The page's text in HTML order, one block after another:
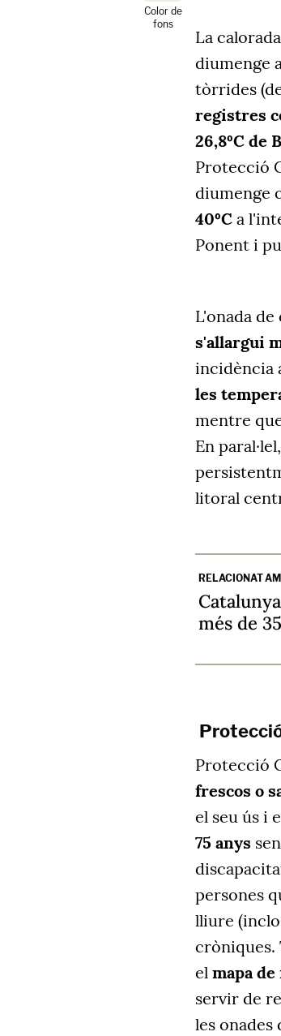
Color de
fons
La
diumenge
tòrrides
registres
26,8ºC de
Protecció
diumenge
40ºC a
Ponent i
L'onada
s'allargui
incidència
les
mentre
En
litoral
RELACIONAT
més de
Protecció
frescos o
el seu ús i
75 anys
persones
lliure
cròniques.
el mapa
servir de
les onades